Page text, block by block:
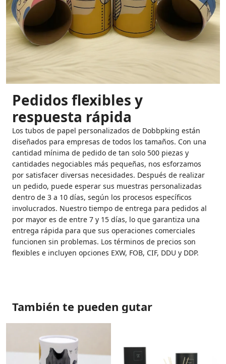
Pedidos flexibles y
respuesta rápida
Los tubos de papel personalizados de Dobbpking están
diseñados para empresas de todos los tamaños. Con una
cantidad mínima de pedido de tan solo 500 piezas y
cantidades negociables más pequeñas, nos esforzamos
por satisfacer diversas necesidades. Después de realizar
un pedido, puede esperar sus muestras personalizadas
dentro de 3 a 10 días, según los procesos específicos
involucrados. Nuestro tiempo de entrega para pedidos al
por mayor es de entre 7 y 15 días, lo que garantiza una
entrega rápida para que sus operaciones comerciales
funcionen sin problemas. Los términos de precios son
flexibles e incluyen opciones EXW, FOB, CIF, DDU y DDP.
También te pueden gutar